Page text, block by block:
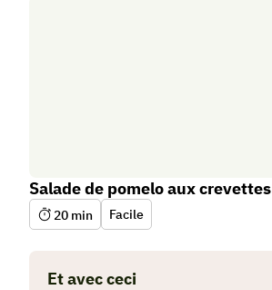
Salade de pomelo aux crevettes
20 min Facile
Et avec ceci